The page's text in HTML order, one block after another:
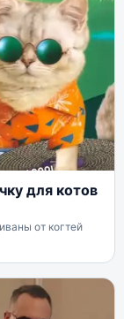
для котов
от когтей